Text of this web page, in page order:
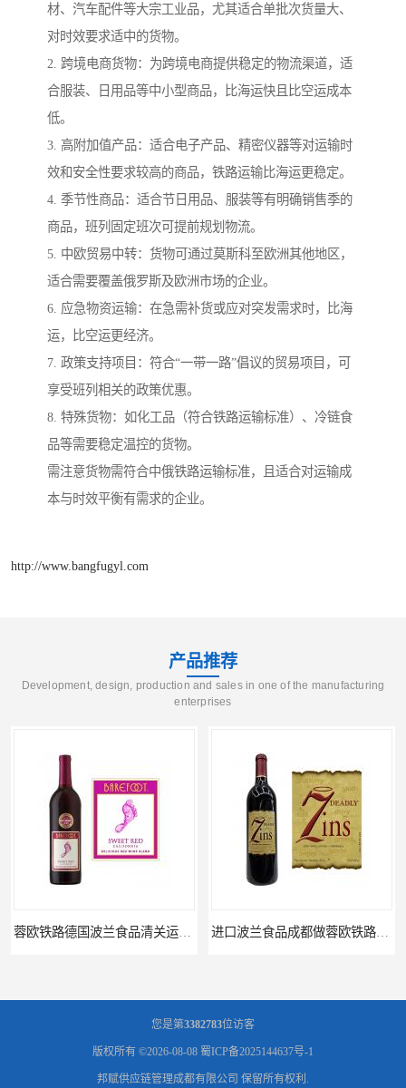
材、汽车配件等大宗工业品，尤其适合单批次货量大、
对时效要求适中的货物。
2. 跨境电商货物：为跨境电商提供稳定的物流渠道，适
合服装、日用品等中小型商品，比海运快且比空运成本
低。
3. 高附加值产品：适合电子产品、精密仪器等对运输时
效和安全性要求较高的商品，铁路运输比海运更稳定。
4. 季节性商品：适合节日用品、服装等有明确销售季的
商品，班列固定班次可提前规划物流。
5. 中欧贸易中转：货物可通过莫斯科至欧洲其他地区，
适合需要覆盖俄罗斯及欧洲市场的企业。
6. 应急物资运输：在急需补货或应对突发需求时，比海
运，比空运更经济。
7. 政策支持项目：符合“一带一路”倡议的贸易项目，可
享受班列相关的政策优惠。
8. 特殊货物：如化工品（符合铁路运输标准）、冷链食
品等需要稳定温控的货物。
需注意货物需符合中俄铁路运输标准，且适合对运输成
本与时效平衡有需求的企业。
http://www.bangfugyl.com
产品推荐
Development, design, production and sales in one of the manufacturing
enterprises
蓉欧铁路德国波兰食品清关运输门到门 进口波兰食品成都做蓉欧铁路代理的公司
您是第3382783位访客
版权所有 ©2026-08-08 蜀ICP备2025144637号-1
邦赋供应链管理成都有限公司 保留所有权利.